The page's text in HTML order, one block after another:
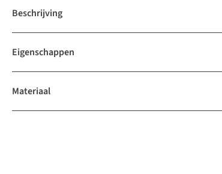
Beschrijving
Eigenschappen
Materiaal